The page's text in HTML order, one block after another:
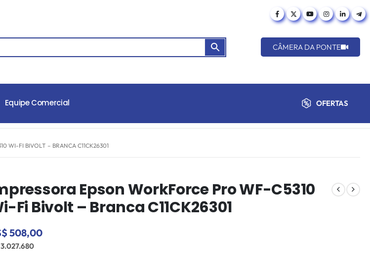
CÂMERA DA PONTE
Equipe Comercial OFERTAS
WI-FI BIVOLT – BRANCA C11CK26301
Epson WorkForce Pro WF-C5310
Fi Bivolt – Branca C11CK26301
508,00